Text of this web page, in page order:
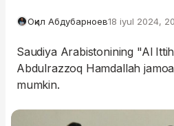
Оқил Абдубарноев18 iyul 2024,
Saudiya Arabistonining "Al
Abdulrazzoq Hamdallah
mumkin.